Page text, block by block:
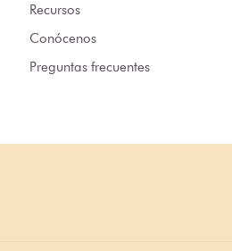
Recursos
Conócenos
Preguntas frecuentes